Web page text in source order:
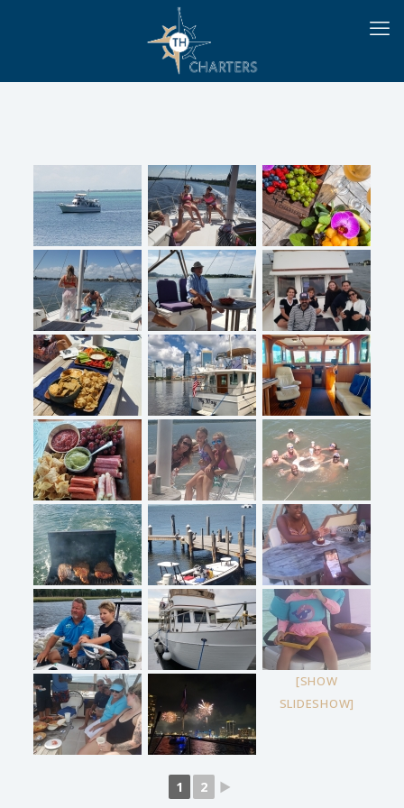
[SHOW
SLIDESHOW]
1 2 ►